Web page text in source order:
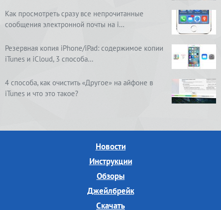
Как просмотреть сразу все непрочитанные
сообщения электронной почты на i…
Резервная копия iPhone/iPad: содержимое копии
iTunes и iCloud, 3 способа…
4 способа, как очистить «Другое» на айфоне в
iTunes и что это такое?
Новости
Инструкции
Обзоры
Джейлбрейк
Скачать